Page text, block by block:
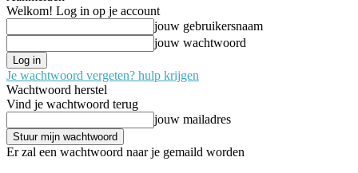
Welkom! Log in op je account
jouw gebruikersnaam
jouw wachtwoord
Je wachtwoord vergeten? hulp krijgen
Wachtwoord herstel
Vind je wachtwoord terug
jouw mailadres
Er zal een wachtwoord naar je gemaild worden